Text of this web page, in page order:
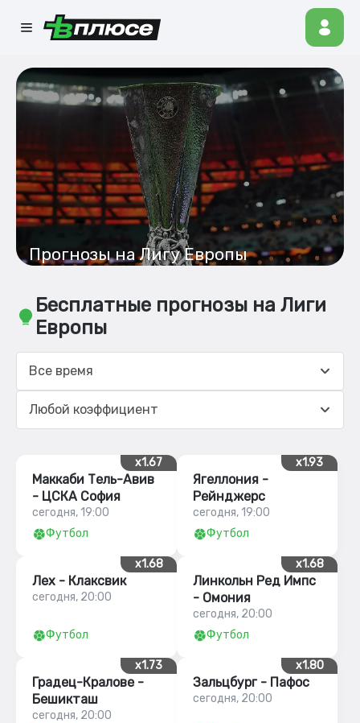
Прогнозы на Лигу Европы
Бесплатные прогнозы на Лиги
Европы
Все время
Любой коэффициент
x1.67
Маккаби Тель-Авив
- ЦСКА София
сегодня, 19:00
Футбол
x1.93
Ягеллония -
Рейнджерс
сегодня, 19:00
Футбол
x1.68
Лех - Клаксвик
сегодня, 20:00
Футбол
x1.68
Линкольн Ред Импс
- Омония
сегодня, 20:00
Футбол
x1.73
Градец-Кралове -
Бешикташ
сегодня, 20:00
x1.80
Зальцбург - Пафос
сегодня, 20:00